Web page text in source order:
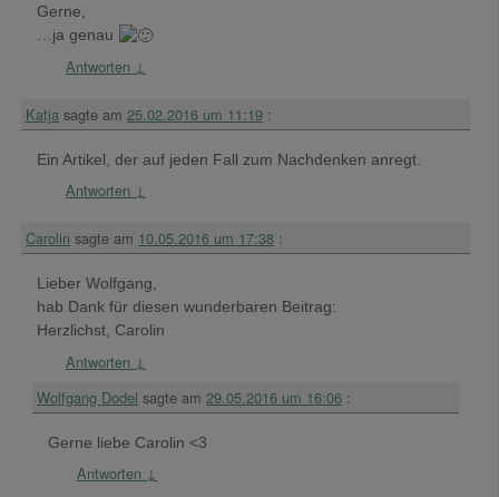
Gerne,
…ja genau
Antworten ↓
Katja sagte am 25.02.2016 um 11:19 :
Ein Artikel, der auf jeden Fall zum Nachdenken anregt.
Antworten ↓
Carolin sagte am 10.05.2016 um 17:38 :
Lieber Wolfgang,
hab Dank für diesen wunderbaren Beitrag:
Herzlichst, Carolin
Antworten ↓
Wolfgang Dodel sagte am 29.05.2016 um 16:06 :
Gerne liebe Carolin <3
Antworten ↓